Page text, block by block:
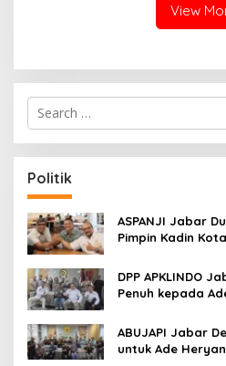
View
S
r
c
h
f
o
r
:
Politik
ASPANJI Jabar
Pimpin Kadin
DPP APKLINDO
Penuh kepada
ABUJAPI Jabar
untuk Ade